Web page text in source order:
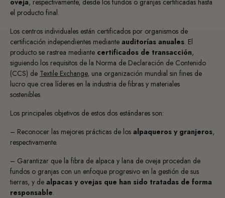
oveja, respectivamente, desde los fundos o granjas certificadas hasta
el producto final.
Los centros individuales están certificados por organismos de
certificación independientes mediante auditorías anuales. El
producto se rastrea mediante certificados de transacción,
siguiendo los requisitos de la Norma de Declaración de Contenido
(CCS) de Textile Exchange, una organización mundial sin fines de
lucro que crea líderes en la industria de fibras y materiales
sostenibles.
Los principales objetivos de estos dos estándares son:
– Reconocer las mejores prácticas de los alpaqueros y granjeros,
respectivamente.
– Garantizar que la fibra de alpaca y lana de oveja procedan de
fundos o granjas con un enfoque progresivo en la gestión de sus
tierras, y de alpacas y ovejas que han sido tratadas de forma
responsable.